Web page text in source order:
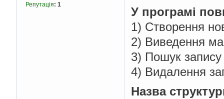
Репутація: 1
У програмі
1) Створення
2) Виведення
3) Пошук запису
4) Видалення
Назва